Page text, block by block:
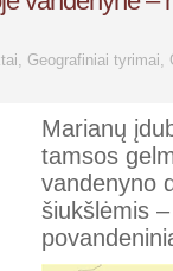
, Geografiniai tyrimai,
Marianų
tamsos
vandenyno
šiukšlėmis